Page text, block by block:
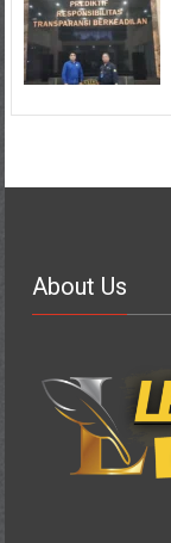
About Us